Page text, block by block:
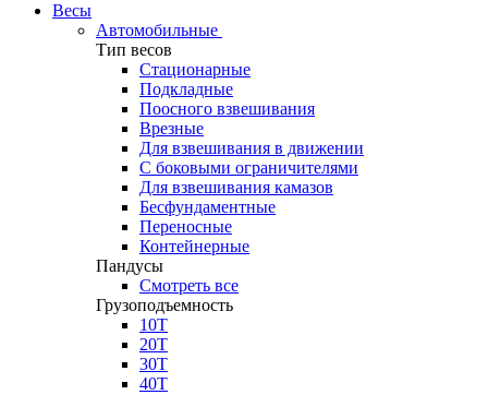
Весы
Автомобильные
Тип весов
Стационарные
Подкладные
Поосного взвешивания
Врезные
Для взвешивания в движении
С боковыми ограничителями
Для взвешивания камазов
Бесфундаментные
Переносные
Контейнерные
Пандусы
Смотреть все
Грузоподъемность
10Т
20Т
30Т
40Т